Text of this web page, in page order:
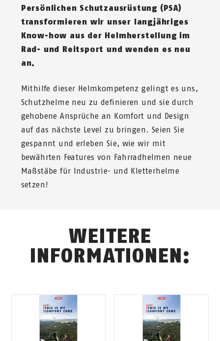
Persönlichen Schutzausrüstung (PSA)
transformieren wir unser langjähriges
Know-how aus der Helmherstellung im
Rad- und Reitsport und wenden es neu
an.
Mithilfe dieser Helmkompetenz gelingt es uns,
Schutzhelme neu zu definieren und sie durch
gehobene Ansprüche an Komfort und Design
auf das nächste Level zu bringen. Seien Sie
gespannt und erleben Sie, wie wir mit
bewährten Features von Fahrradhelmen neue
Maßstäbe für Industrie- und Kletterhelme
setzen!
WEITERE
INFORMATIONEN: